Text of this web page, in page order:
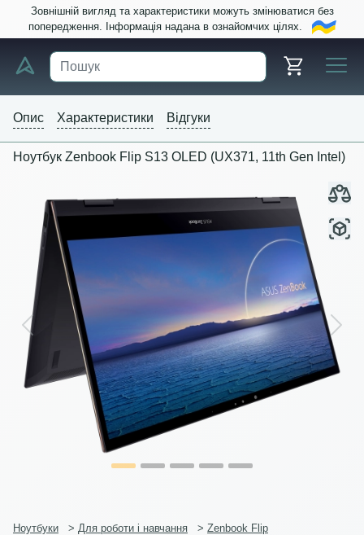
Зовнішній вигляд та характеристики можуть змінюватися без
попередження. Інформація надана в ознайомчих цілях.
Опис Характеристики Відгуки
Ноутбук Zenbook Flip S13 OLED (UX371, 11th Gen Intel)
Previous Next
Ноутбуки > Для роботи і навчання > Zenbook Flip